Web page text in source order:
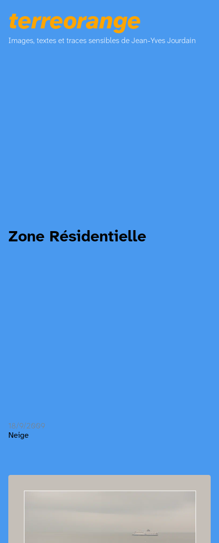
terreorange
Images, textes et traces sensibles de Jean-Yves Jourdain
Zone Résidentielle
18/9/2009
Neige